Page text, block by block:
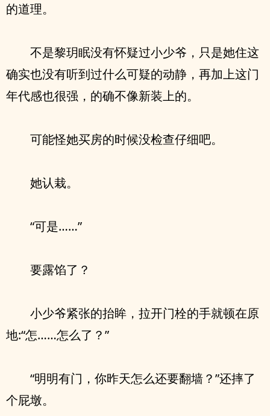
的道理。
不是黎玥眠没有怀疑过小少爷，只是她住这
确实也没有听到过什么可疑的动静，再加上这门
年代感也很强，的确不像新装上的。
可能怪她买房的时候没检查仔细吧。
她认栽。
“可是……”
要露馅了？
小少爷紧张的抬眸，拉开门栓的手就顿在原
地:“怎……怎么了？”
“明明有门，你昨天怎么还要翻墙？”还摔了
个屁墩。